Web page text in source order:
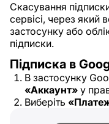
Скасування
сервісі, через
застосунку або
підписки.
Підписка в
В застосунку
«Аккаунт» у
Виберіть